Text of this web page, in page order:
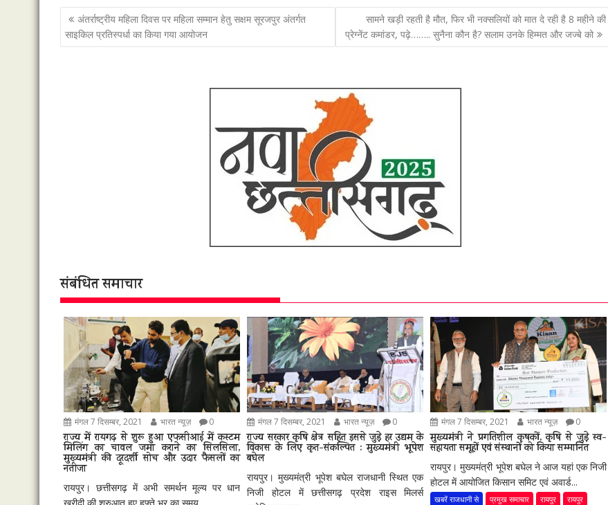
पोस्ट
नेविगेशन
अंतर्राष्ट्रीय महिला दिवस पर महिला सम्मान हेतु सक्षम सूरजपुर अंतर्गत
साइकिल प्रतिस्पर्धा का किया गया आयोजन
सामने खड़ी रहती है मौत, फिर भी नक्सलियों को मात दे रही है 8 महीने की
प्रेग्नेंट कमांडर, पढ़े…….. सुनैना कौन है? सलाम उनके हिम्मत और जज्बे को
संबंधित समाचार
मंगल 7 दिसम्बर, 2021 भारत न्यूज़ 0
राज्य में रायगढ़ से शुरू हुआ एफसीआई में कस्टम
मिलिंग का चावल जमा कराने का सिलसिला,
मुख्यमंत्री की दूरदर्शी सोच और उदार फैसलों का
नतीजा
रायपुर। छत्तीसगढ़ में अभी समर्थन मूल्य पर धान
मंगल 7 दिसम्बर, 2021 भारत न्यूज़ 0
राज्य सरकार कृषि क्षेत्र सहित इससे जुड़े हर उद्यम के
विकास के लिए कृत-संकल्पित : मुख्यमंत्री भूपेश
बघेल
रायपुर। मुख्यमंत्री भूपेश बघेल राजधानी स्थित एक
निजी होटल में छत्तीसगढ़ प्रदेश राइस मिलर्स
मंगल 7 दिसम्बर, 2021 भारत न्यूज़ 0
मुख्यमंत्री ने प्रगतिशील कृषकों, कृषि से जुड़े स्व-
सहायता समूहों एवं संस्थानों को किया सम्मानित
रायपुर। मुख्यमंत्री भूपेश बघेल ने आज यहां एक निजी
होटल में आयोजित किसान समिट एवं अवार्ड...
खबरें राजधानी से प्रमुख समाचार रायपुर रायपुर